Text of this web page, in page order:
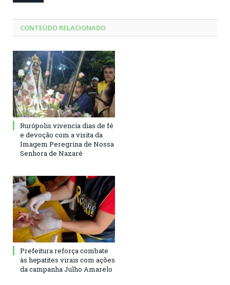
CONTEÚDO RELACIONADO
Rurópolis vivencia dias de fé
e devoção com a visita da
Imagem Peregrina de Nossa
Senhora de Nazaré
Prefeitura reforça combate
às hepatites virais com ações
da campanha Julho Amarelo